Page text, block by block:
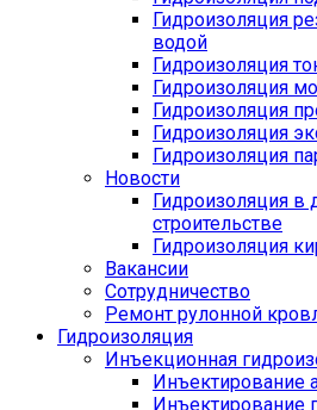
Гидроизоляция
водой
Гидроизоляция
Гидроизоляция
Гидроизоляция
Гидроизоляция
Гидроизоляция
Новости
Гидроизоляция
строительстве
Гидроизоляция
Вакансии
Сотрудничество
Ремонт рулонной
Гидроизоляция
Инъекционная
Инъектирование
Инъектирование